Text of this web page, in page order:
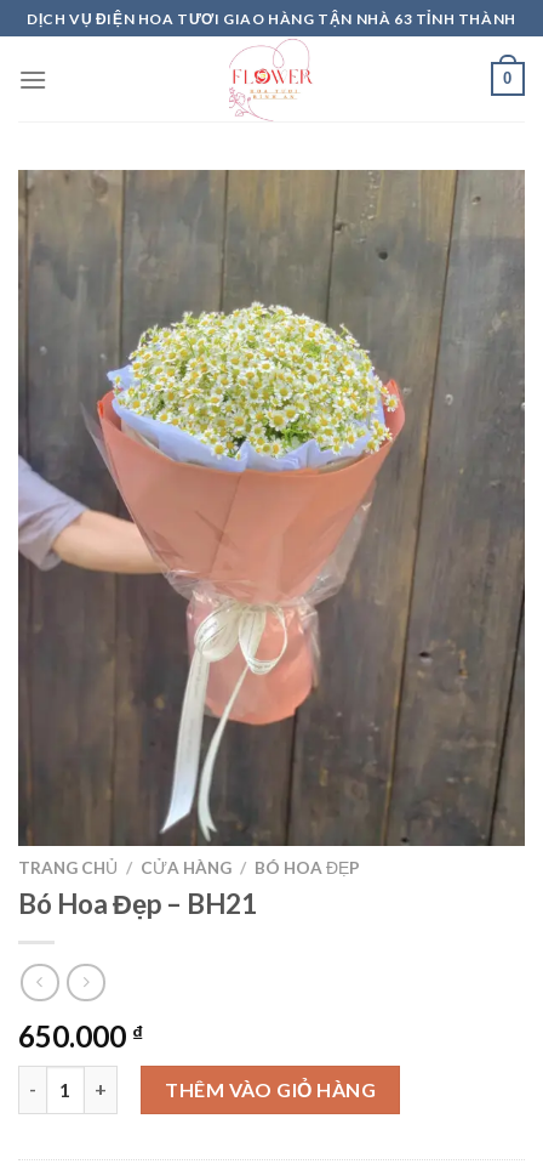
Skip
to
content
DỊCH VỤ ĐIỆN HOA TƯƠI GIAO HÀNG TẬN NHÀ 63 TỈNH THÀNH
0
TRANG CHỦ / CỬA HÀNG / BÓ HOA ĐẸP
Bó Hoa Đẹp – BH21
650.000 ₫
Bó Hoa Đẹp – BH21 số lượngTHÊM VÀO GIỎ HÀNG